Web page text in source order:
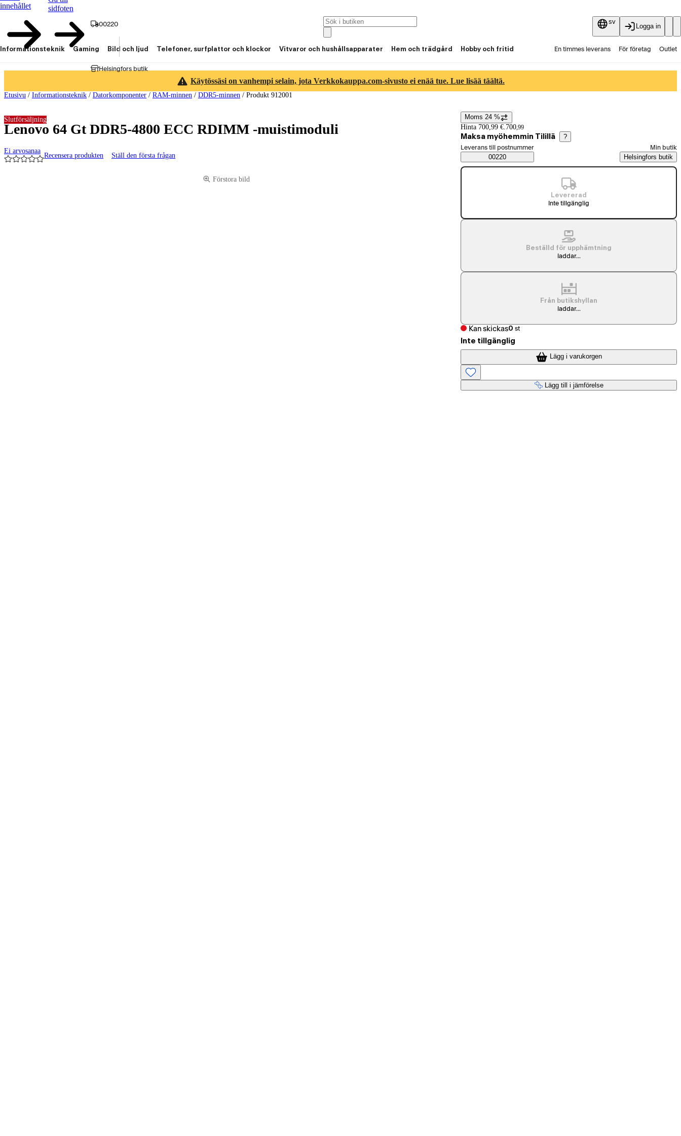
innehållet
sidfoten
00220
Helsingfors butik
sv
Logga in
Informationsteknik Gaming Bild och ljud Telefoner, surfplattor och klockor Vitvaror och hushållsapparater Hem och trädgård Hobby och fritid En timmes leverans För företag Outlet
Käytössäsi on vanhempi selain, jota Verkkokauppa.com-sivusto ei enää tue. Lue lisää täältä.
Etusivu / Informationsteknik / Datorkomponenter / RAM-minnen / DDR5-minnen / Produkt 912001
Lenovo 64 Gt DDR5-4800 ECC RDIMM -muistimoduli
Ei arvosanaa
Recensera produkten Ställ den första frågan
Slutförsäljning
Förstora bild
Prisinformation
Moms 24 %
Hinta 700,99 €. 700,99
Maksa myöhemmin Tilillä ?
Saatavuustiedot
Välj beställningssätt
Leverans till postnummer
00220
Min butik
Helsingfors butik
Levererad
Inte tillgänglig
Beställd för upphämtning
laddar...
Från butikshyllan
laddar...
Kan skickas0 st
Inte tillgänglig
Lägg i varukorgen
Lägg till i jämförelse